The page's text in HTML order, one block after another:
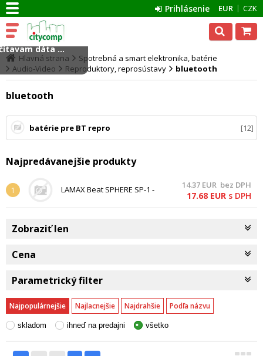
EUR CZK
Prihlásenie
Hlavná strana
Spotrebná a smart elektronika, batérie
Audio-Video
Reproduktory, reprosústavy bluetooth
bluetooth
batérie pre BT repro 12
Najpredávanejšie produkty
1
LAMAX Beat SPHERE SP-1 -
14.37 EUR bez DPH
17.68 EUR s DPH
Zobraziť len
Cena
Parametrický filter
Najpopulárnejšie Najlacnejšie Najdrahšie Podľa názvu
skladom ihneď na predajni všetko
dáta ...